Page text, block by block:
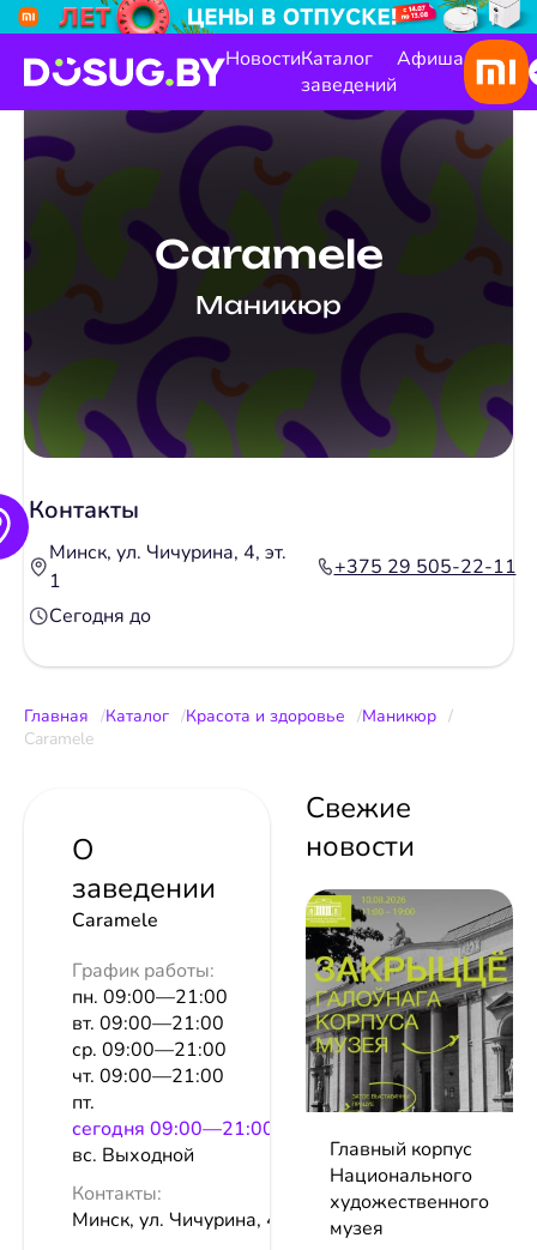
НовостиКаталог
заведений
Афиша
Caramele
Маникюр
Контакты
Минск, ул. Чичурина, 4, эт.
1
+375 29 505-22-11
Сегодня до
Главная Каталог Красота и здоровье
Маникюр
Caramele
О
заведении
Caramele
График работы:
пн. 09:00—21:00
вт. 09:00—21:00
ср. 09:00—21:00
чт. 09:00—21:00
пт.
сeгодня 09:00—21:00
вс. Выходной
Контакты:
Минск, ул. Чичурина, 4, эт. 1
Свежие
новости
Главный корпус
Национального
художественного
музея